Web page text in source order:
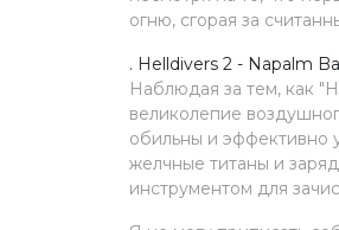
огню, сгорая за
. Helldivers 2 - Napalm
Наблюдая за тем, как
великолепие
обильны и эффективно
желчные титаны и
инструментом для